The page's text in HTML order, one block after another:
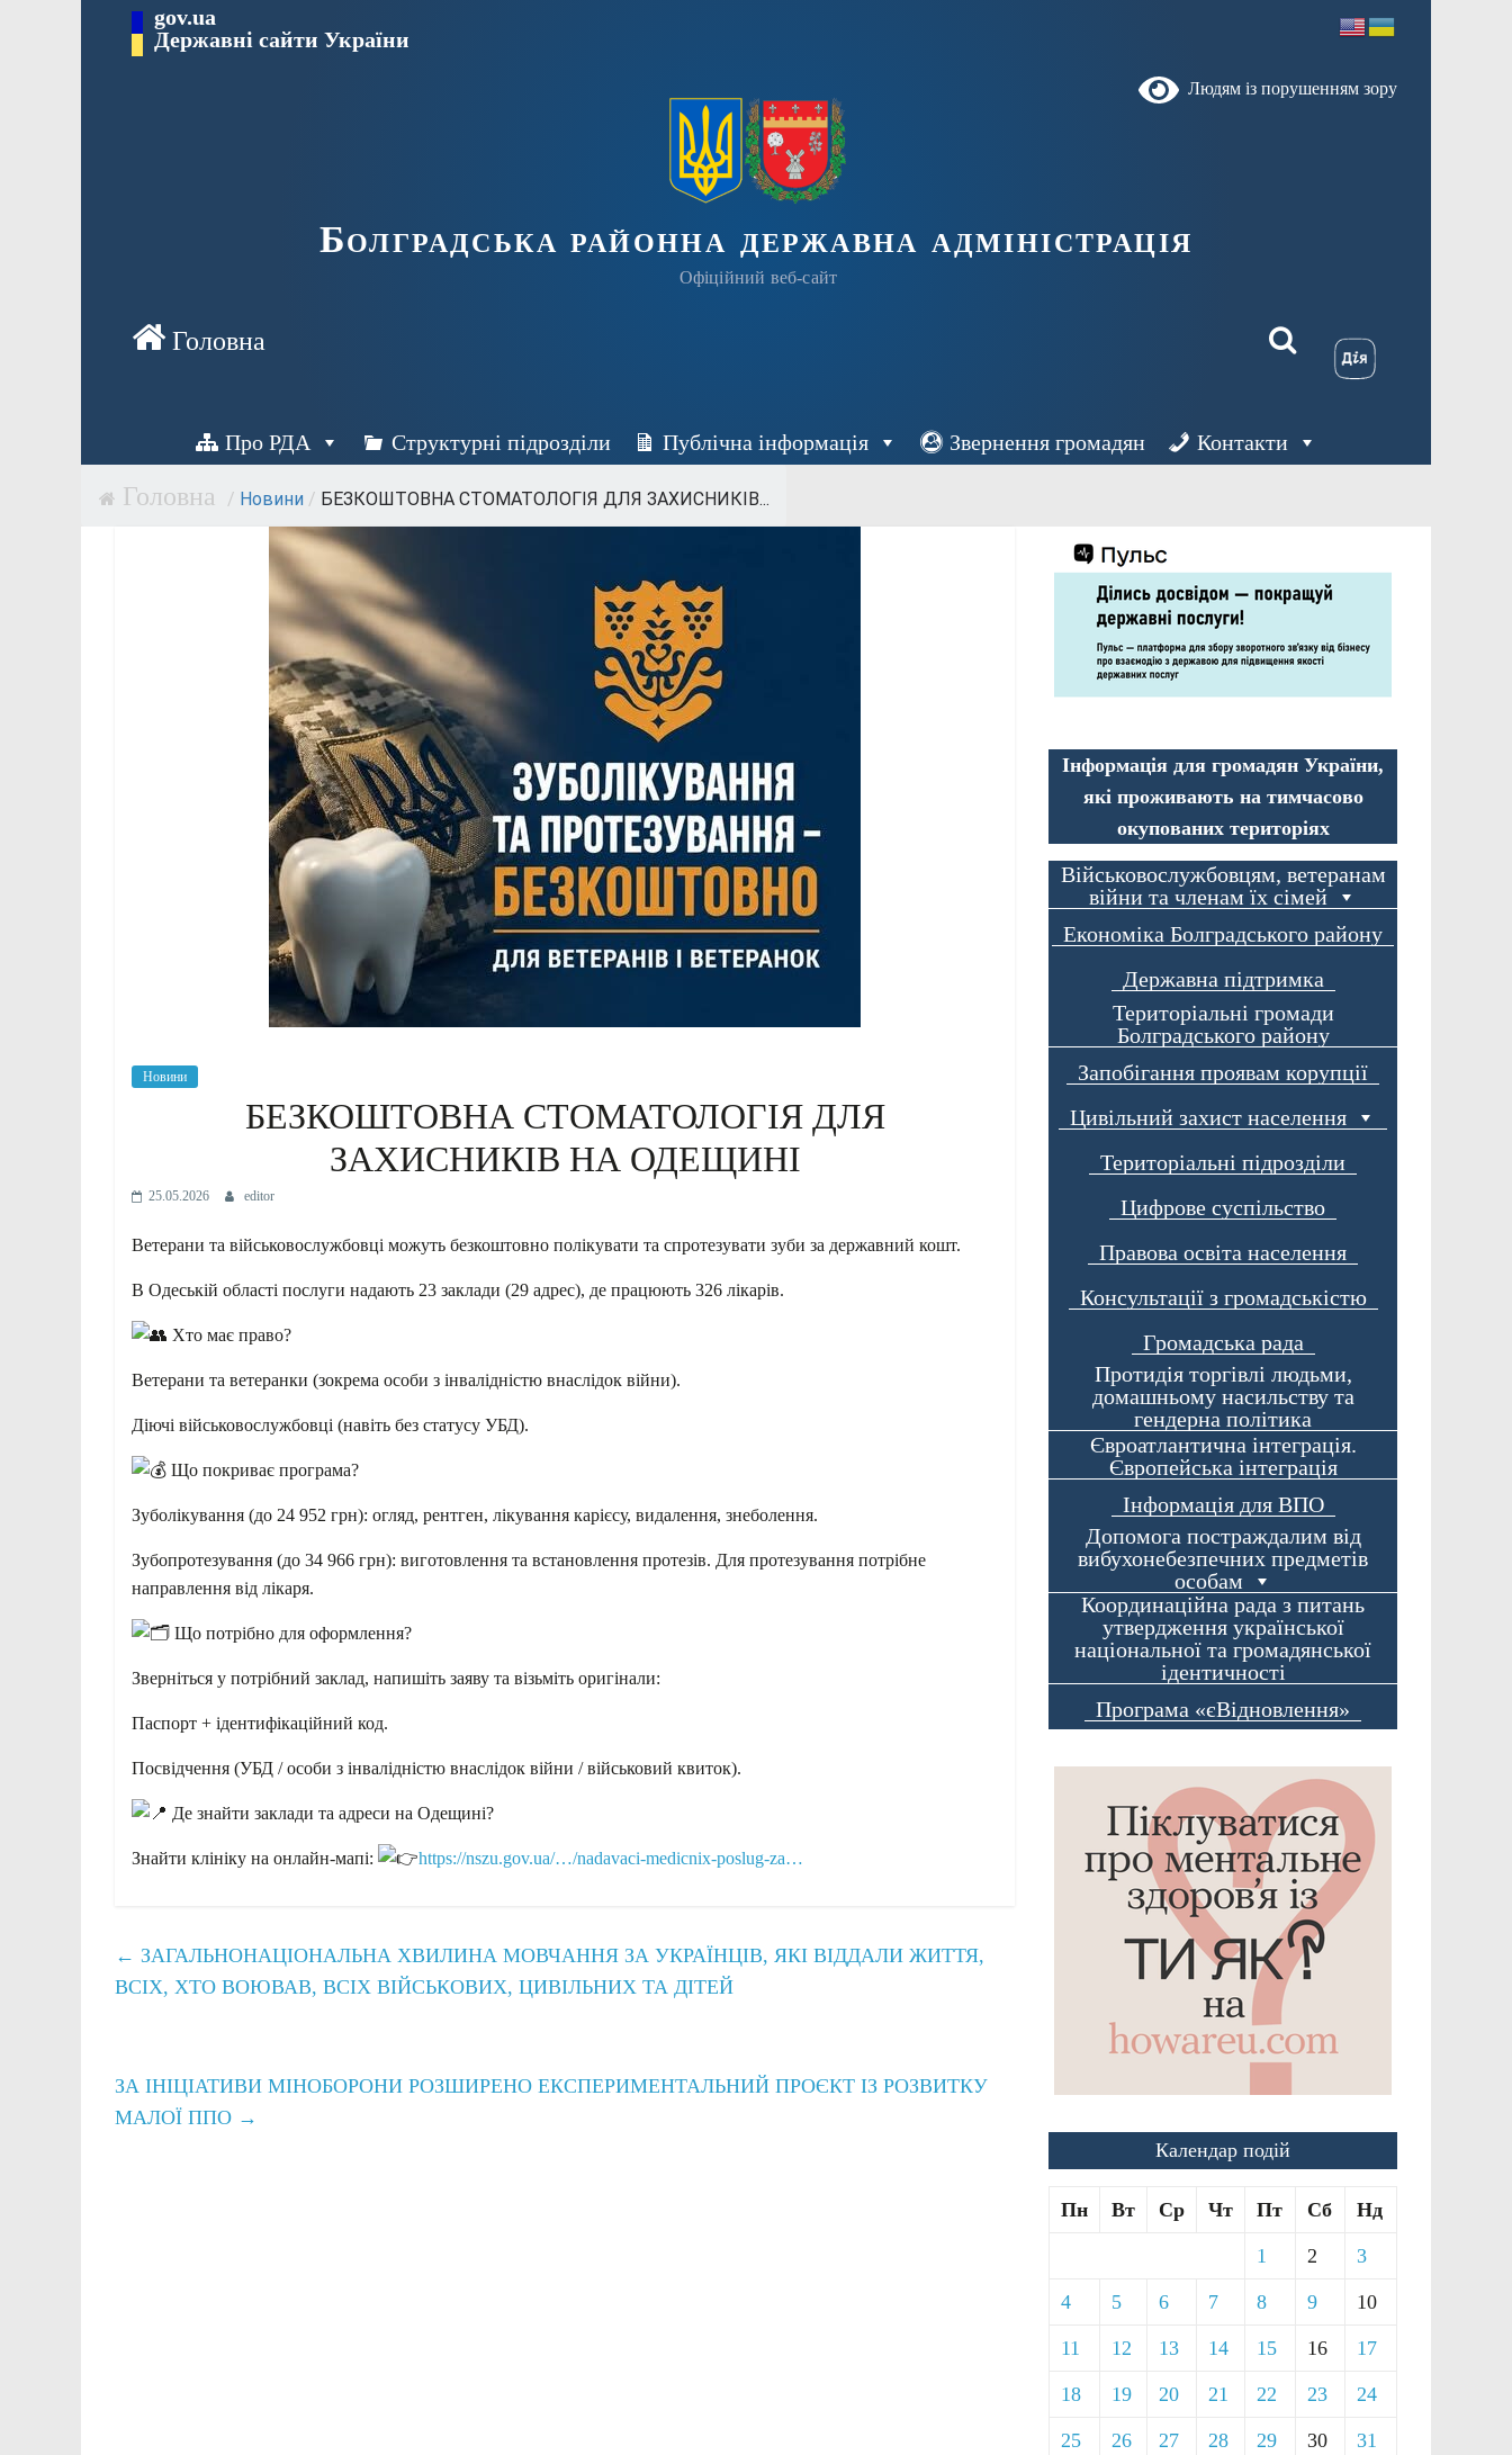
Перейти gov.ua
Державні сайти України
Людям із порушенням зору
Болградська районна державна адміністрація
Офіційний веб-сайт
Про РДА Структурні підрозділи Публічна інформація Звернення громадян Контакти
/ Новини / БЕЗКОШТОВНА СТОМАТОЛОГІЯ ДЛЯ ЗАХИСНИКІВ...
Новини
БЕЗКОШТОВНА СТОМАТОЛОГІЯ ДЛЯ
ЗАХИСНИКІВ НА ОДЕЩИНІ
25.05.2026 editor
Ветерани та військовослужбовці можуть безкоштовно полікувати та спротезувати зуби за державний кошт.
В Одеській області послуги надають 23 заклади (29 адрес), де працюють 326 лікарів.
Хто має право?
Ветерани та ветеранки (зокрема особи з інвалідністю внаслідок війни).
Діючі військовослужбовці (навіть без статусу УБД).
Що покриває програма?
Зуболікування (до 24 952 грн): огляд, рентген, лікування карієсу, видалення, знеболення.
Зубопротезування (до 34 966 грн): виготовлення та встановлення протезів. Для протезування потрібне
направлення від лікаря.
Що потрібно для оформлення?
Зверніться у потрібний заклад, напишіть заяву та візьміть оригінали:
Паспорт + ідентифікаційний код.
Посвідчення (УБД / особи з інвалідністю внаслідок війни / військовий квиток).
Де знайти заклади та адреси на Одещині?
Знайти клініку на онлайн-мапі: https://nszu.gov.ua/…/nadavaci-medicnix-poslug-za…
← ЗАГАЛЬНОНАЦІОНАЛЬНА ХВИЛИНА МОВЧАННЯ ЗА УКРАЇНЦІВ, ЯКІ ВІДДАЛИ ЖИТТЯ,
ВСІХ, ХТО ВОЮВАВ, ВСІХ ВІЙСЬКОВИХ, ЦИВІЛЬНИХ ТА ДІТЕЙ
ЗА ІНІЦІАТИВИ МІНОБОРОНИ РОЗШИРЕНО ЕКСПЕРИМЕНТАЛЬНИЙ ПРОЄКТ ІЗ РОЗВИТКУ
МАЛОЇ ППО →
Інформація для громадян України,
які проживають на тимчасово
окупованих територіях
Військовослужбовцям, ветеранам
війни та членам їх сімей
Економіка Болградського району
Державна підтримка
Територіальні громади
Болградського району
Запобігання проявам корупції
Цивільний захист населення
Територіальні підрозділи
Цифрове суспільство
Правова освіта населення
Консультації з громадськістю
Громадська рада
Протидія торгівлі людьми,
домашньому насильству та
гендерна політика
Євроатлантична інтеграція.
Європейська інтеграція
Інформація для ВПО
Допомога постраждалим від
вибухонебезпечних предметів
особам
Координаційна рада з питань
утвердження української
національної та громадянської
ідентичності
Програма «єВідновлення»
Календар подій
Пн Вт Ср Чт Пт Сб Нд
1 2 3
4 5 6 7 8 9 10
11 12 13 14 15 16 17
18 19 20 21 22 23 24
25 26 27 28 29 30 31